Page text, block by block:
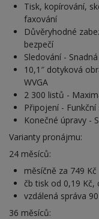
Tisk, kopírování,
faxování
Důvěryhodné
bezpečí
Sledování -
10,1″ dotyková
WVGA
2 300 listů -
Připojení -
Konečné úpravy -
Varianty pronájmu:
24 měsíců:
měsíčně za 749 Kč
čb tisk od 0,19 Kč,
vzdálená správa
36 měsíců: